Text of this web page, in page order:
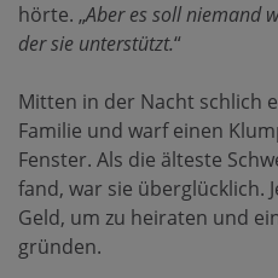
hörte. „Aber es soll niemand
der sie unterstützt.“
Mitten in der Nacht schlich
Familie und warf einen
Fenster. Als die älteste
fand, war sie überglücklich.
Geld, um zu heiraten und
gründen.